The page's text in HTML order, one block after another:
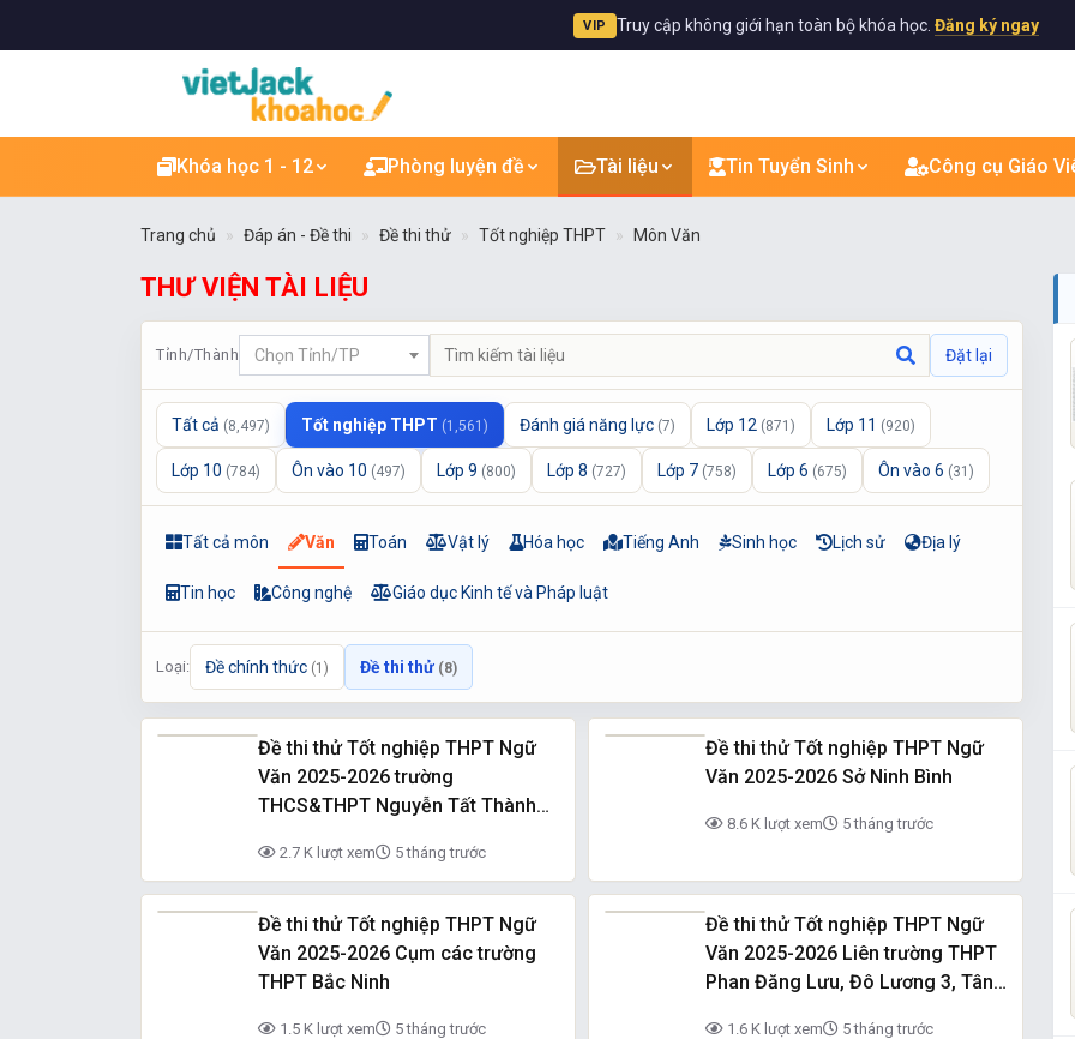
VIP Truy cập không giới hạn toàn bộ khóa học. Đăng ký ngay
Khóa học 1 - 12 Phòng luyện đề Tài liệu Tin Tuyển Sinh Công cụ Giáo
Trang chủ Đáp án - Đề thi Đề thi thử Tốt nghiệp THPT Môn Văn
THƯ VIỆN TÀI LIỆU
Tỉnh/Thành Chọn Tỉnh/TP Đặt lại
Tất cả (8,497) Tốt nghiệp THPT (1,561) Đánh giá năng lực (7) Lớp 12 (871) Lớp 11 (920)
Lớp 10 (784) Ôn vào 10 (497) Lớp 9 (800) Lớp 8 (727) Lớp 7 (758) Lớp 6 (675) Ôn vào 6 (31)
Tất cả môn Văn Toán Vật lý Hóa học Tiếng Anh Sinh học Lịch sử Địa lý
Tin học Công nghệ Giáo dục Kinh tế và Pháp luật
Loại: Đề chính thức (1) Đề thi thử (8)
Đề thi thử Tốt nghiệp THPT Ngữ
Văn 2025-2026 trường
THCS&THPT Nguyễn Tất Thành
2.7 K lượt xem 5 tháng trước
Đề thi thử Tốt nghiệp THPT Ngữ
Văn 2025-2026 Sở Ninh Bình
8.6 K lượt xem 5 tháng trước
Đề thi thử Tốt nghiệp THPT Ngữ
Văn 2025-2026 Cụm các trường
THPT Bắc Ninh
1.5 K lượt xem 5 tháng trước
Đề thi thử Tốt nghiệp THPT Ngữ
Văn 2025-2026 Liên trường THPT
Phan Đăng Lưu, Đô Lương 3, Tân
1.6 K lượt xem 5 tháng trước